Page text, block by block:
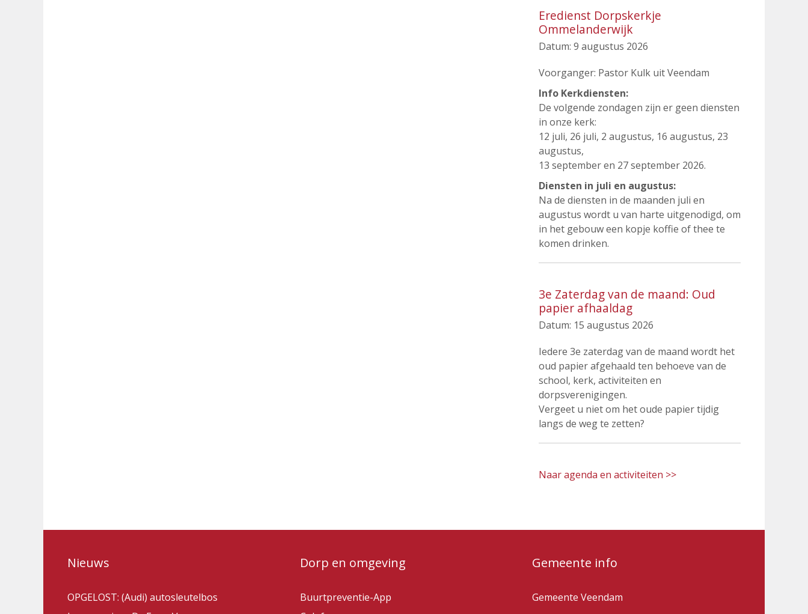
Eredienst Dorpskerkje
Ommelanderwijk
Datum: 9 augustus 2026
Voorganger: Pastor Kulk uit Veendam
Info Kerkdiensten:
De volgende zondagen zijn er geen diensten
in onze kerk:
12 juli, 26 juli, 2 augustus, 16 augustus, 23
augustus,
13 september en 27 september 2026.
Diensten in juli en augustus:
Na de diensten in de maanden juli en
augustus wordt u van harte uitgenodigd, om
in het gebouw een kopje koffie of thee te
komen drinken.
3e Zaterdag van de maand: Oud
papier afhaaldag
Datum: 15 augustus 2026
Iedere 3e zaterdag van de maand wordt het
oud papier afgehaald ten behoeve van de
school, kerk, activiteiten en
dorpsverenigingen.
Vergeet u niet om het oude papier tijdig
langs de weg te zetten?
Naar agenda en activiteiten >>
Nieuws
OPGELOST: (Audi) autosleutelbos
Dorp en omgeving
Buurtpreventie-App
Gemeente info
Gemeente Veendam